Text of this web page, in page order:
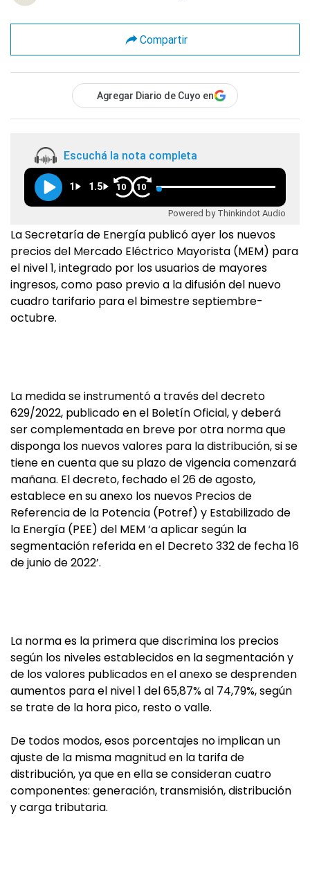
Compartir
Agregar Diario de Cuyo en
Escuchá la nota completa
1 1.5 10 10
Powered by Thinkindot Audio
La Secretaría de Energía publicó ayer los nuevos
precios del Mercado Eléctrico Mayorista (MEM) para
el nivel 1, integrado por los usuarios de mayores
ingresos, como paso previo a la difusión del nuevo
cuadro tarifario para el bimestre septiembre-
octubre.
La medida se instrumentó a través del decreto
629/2022, publicado en el Boletín Oficial, y deberá
ser complementada en breve por otra norma que
disponga los nuevos valores para la distribución, si se
tiene en cuenta que su plazo de vigencia comenzará
mañana. El decreto, fechado el 26 de agosto,
establece en su anexo los nuevos Precios de
Referencia de la Potencia (Potref) y Estabilizado de
la Energía (PEE) del MEM ‘a aplicar según la
segmentación referida en el Decreto 332 de fecha 16
de junio de 2022’.
La norma es la primera que discrimina los precios
según los niveles establecidos en la segmentación y
de los valores publicados en el anexo se desprenden
aumentos para el nivel 1 del 65,87% al 74,79%, según
se trate de la hora pico, resto o valle.
De todos modos, esos porcentajes no implican un
ajuste de la misma magnitud en la tarifa de
distribución, ya que en ella se consideran cuatro
componentes: generación, transmisión, distribución
y carga tributaria.